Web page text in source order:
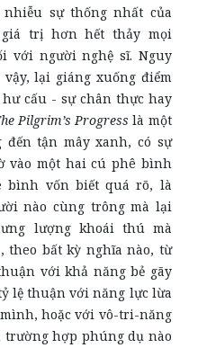
sự thống nhất của
trị hơn hết thảy mọi
với người nghệ sĩ. Nguy
lại giáng xuống điểm
cấu - sự chân thực hay
Pilgrim’s Progresslà một
đến tận mây xanh, có sự
vào một hai cú phê bình
bình vốn biết quá rõ, là
nào cùng trông mà lại
lượng khoái thú mà
theo bất kỳ nghĩa nào, từ
với khả năng bẻ gãy
lệ thuận với năng lực lừa
hoặc với vô-tri-năng
trường hợp phúng dụ nào